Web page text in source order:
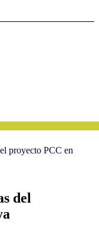
proyecto PCC en
del